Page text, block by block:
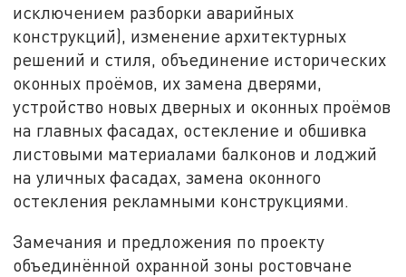
исключением разборки аварийных
конструкций), изменение архитектурных
решений и стиля, объединение исторических
оконных проёмов, их замена дверями,
устройство новых дверных и оконных проёмов
на главных фасадах, остекление и обшивка
листовыми материалами балконов и лоджий
на уличных фасадах, замена оконного
остекления рекламными конструкциями.
Замечания и предложения по проекту
объединённой охранной зоны ростовчане